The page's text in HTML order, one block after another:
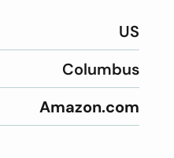
US
Columbus
Amazon.com